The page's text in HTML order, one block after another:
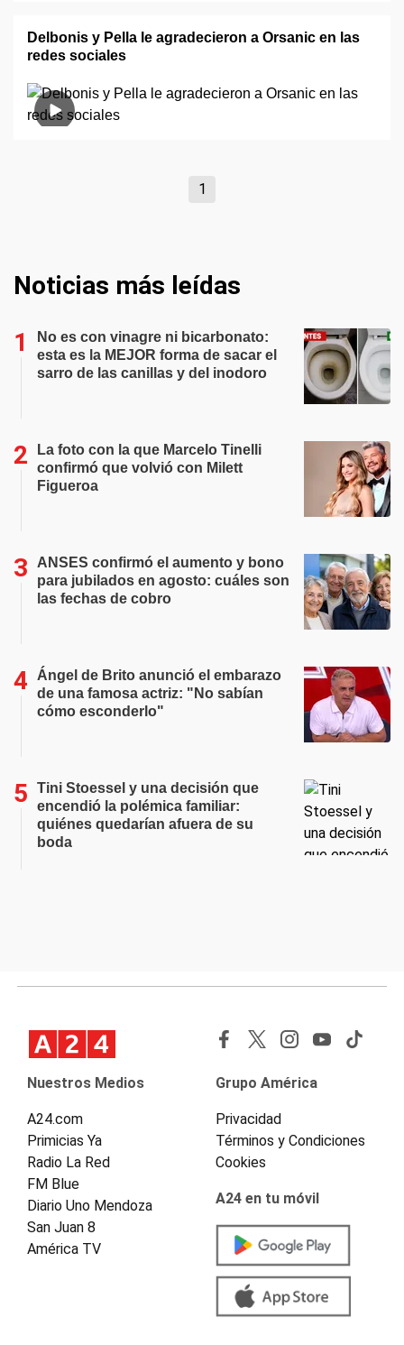
Delbonis y Pella le agradecieron a Orsanic en las
redes sociales
1
Noticias más leídas
No es con vinagre ni bicarbonato:
esta es la MEJOR forma de sacar el
sarro de las canillas y del inodoro
La foto con la que Marcelo Tinelli
confirmó que volvió con Milett
Figueroa
ANSES confirmó el aumento y bono
para jubilados en agosto: cuáles son
las fechas de cobro
Ángel de Brito anunció el embarazo
de una famosa actriz: "No sabían
cómo esconderlo"
Tini Stoessel y una decisión que
encendió la polémica familiar:
quiénes quedarían afuera de su
boda
Nuestros Medios
A24.com
Primicias Ya
Radio La Red
FM Blue
Diario Uno Mendoza
San Juan 8
América TV
Grupo América
Privacidad
Términos y Condiciones
Cookies
A24 en tu móvil